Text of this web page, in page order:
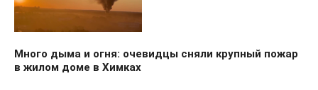
Много дыма и огня: очевидцы сняли крупный пожар
в жилом доме в Химках